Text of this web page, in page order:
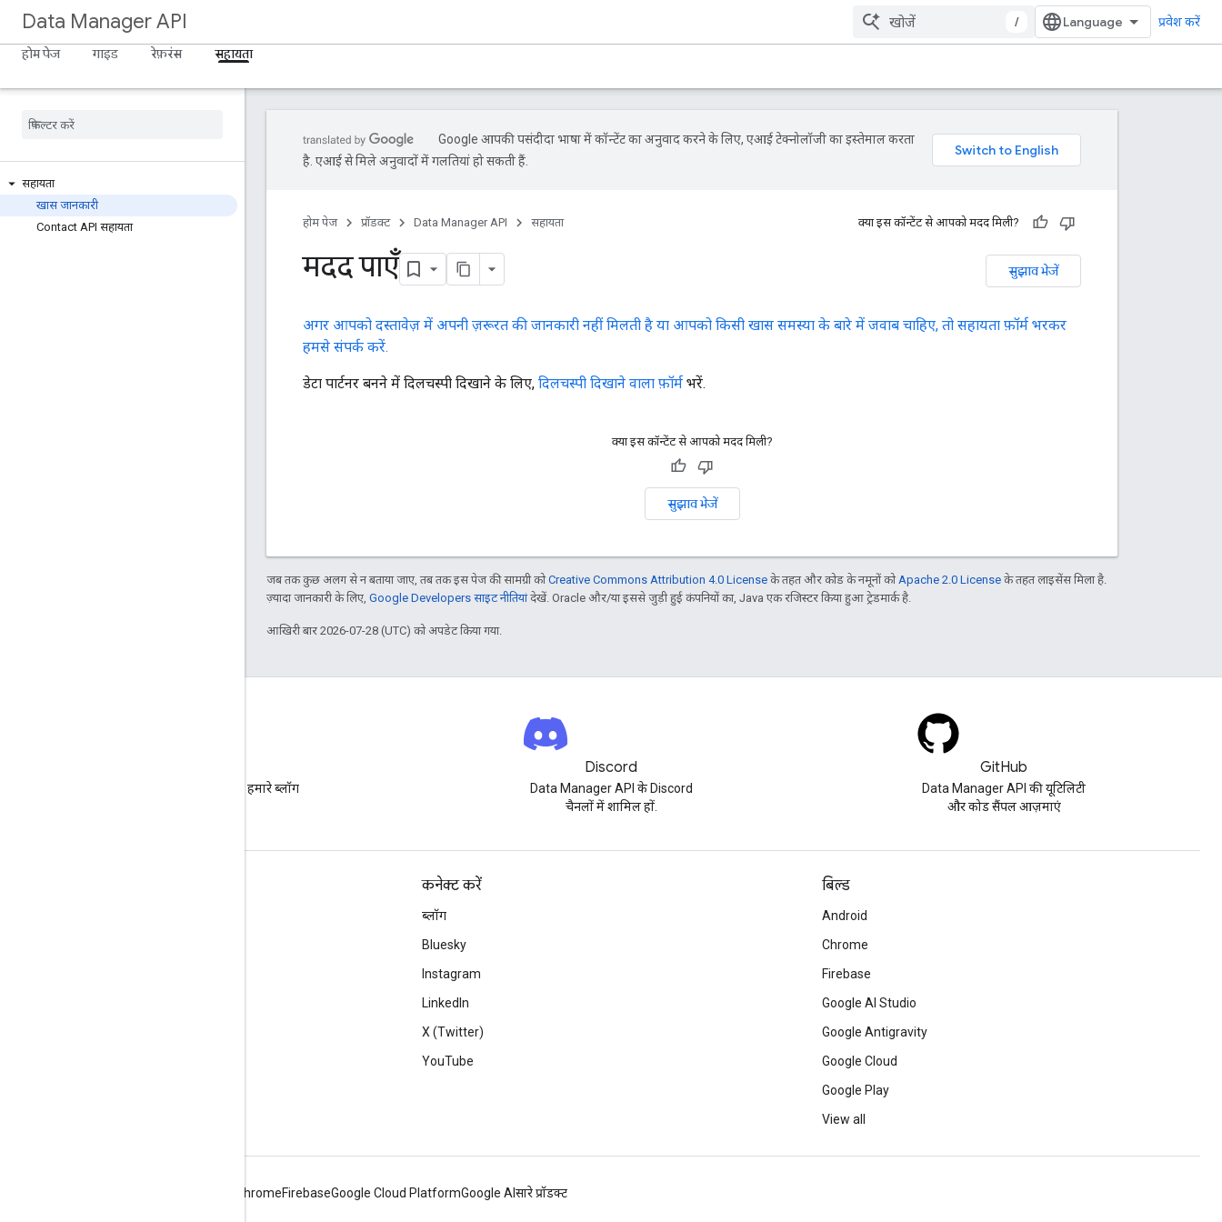
Data Manager API / प्रवेश करें
होम पेज गाइड रेफ़रंस सहायता
सहायता
खास जानकारी
Contact API सहायता
Google आपकी पसंदीदा भाषा में कॉन्टेंट का अनुवाद करने के लिए, एआई टेक्नोलॉजी का इस्तेमाल करता
है. एआई से मिले अनुवादों में गलतियां हो सकती हैं.
होम पेज प्रॉडक्ट Data Manager API सहायता क्या इस कॉन्टेंट से आपको मदद मिली?
सुझाव भेजें
मदद पाएँ
अगर आपको दस्तावेज़ में अपनी ज़रूरत की जानकारी नहीं मिलती है या आपको किसी खास समस्या के बारे में जवाब चाहिए, तो सहायता फ़ॉर्म भरकर
हमसे संपर्क करें.
डेटा पार्टनर बनने में दिलचस्पी दिखाने के लिए, दिलचस्पी दिखाने वाला फ़ॉर्म भरें.
क्या इस कॉन्टेंट से आपको मदद मिली?
सुझाव भेजें
जब तक कुछ अलग से न बताया जाए, तब तक इस पेज की सामग्री कोCreative Commons Attribution 4.0 License के तहत और कोड के नमूनों को Apache 2.0 License के तहत लाइसेंस मिला है.
ज़्यादा जानकारी के लिए, Google Developers साइट नीतियांदेखें. Oracle और/या इससे जुड़ी हुई कंपनियों का, Java एक रजिस्टर किया हुआ ट्रेडमार्क है.
आखिरी बार 2026-07-28 (UTC) को अपडेट किया गया.
ज़रूरी सूचनाओं के लिए हमारे ब्लॉग
Discord
Data Manager API के Discord
चैनलों में शामिल हों.
GitHub
Data Manager API की यूटिलिटी
और कोड सैंपल आज़माएं
कनेक्ट करें
ब्लॉग
Bluesky
Instagram
LinkedIn
X (Twitter)
YouTube
बिल्ड
Android
Chrome
Firebase
Google AI Studio
Google Antigravity
Google Cloud
Google Play
View all
ChromeFirebaseGoogle Cloud PlatformGoogle AI सारे प्रॉडक्ट